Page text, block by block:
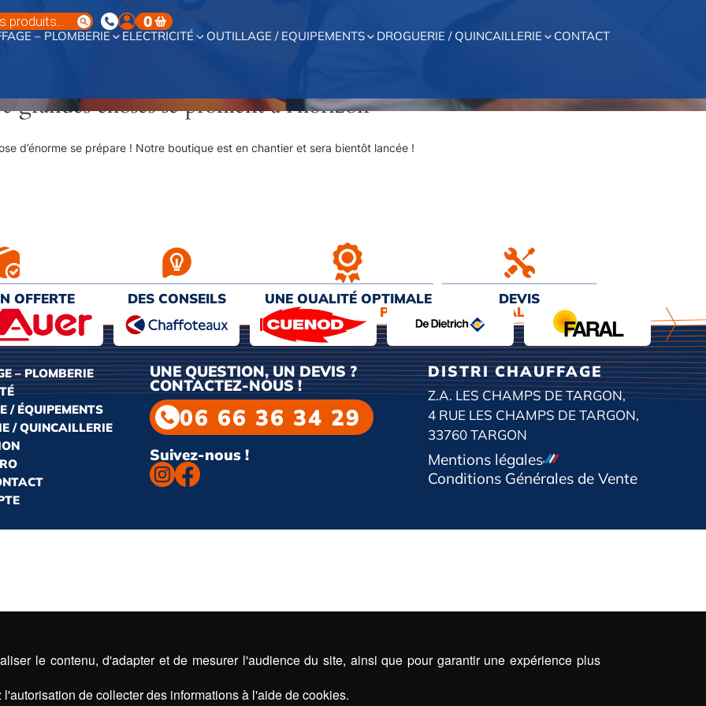
0
– PLOMBERIE ELECTRICITÉ OUTILLAGE / EQUIPEMENTS DROGUERIE / QUINCAILLERIE CONTACT
grandes choses se profilent à l’horizon
d’énorme se prépare ! Notre boutique est en chantier et sera bientôt lancée !
OFFERTE
D’ACHAT
DES CONSEILS
PERSONNALISÉS
UNE QUALITÉ OPTIMALE
AU MEILLEUR PRIX
DEVIS
& INSTALLATION
– PLOMBERIE
/ ÉQUIPEMENTS
/ QUINCAILLERIE
UNE QUESTION, UN DEVIS ?
CONTACTEZ-NOUS !
06 66 36 34 29
Suivez-nous !
DISTRI CHAUFFAGE
Z.A. LES CHAMPS DE TARGON,
4 RUE LES CHAMPS DE TARGON,
33760 TARGON
Mentions légales
Conditions Générales de Vente
le contenu, d'adapter et de mesurer l'audience du site, ainsi que pour garantir une expérience plus
de collecter des informations à l'aide de cookies.